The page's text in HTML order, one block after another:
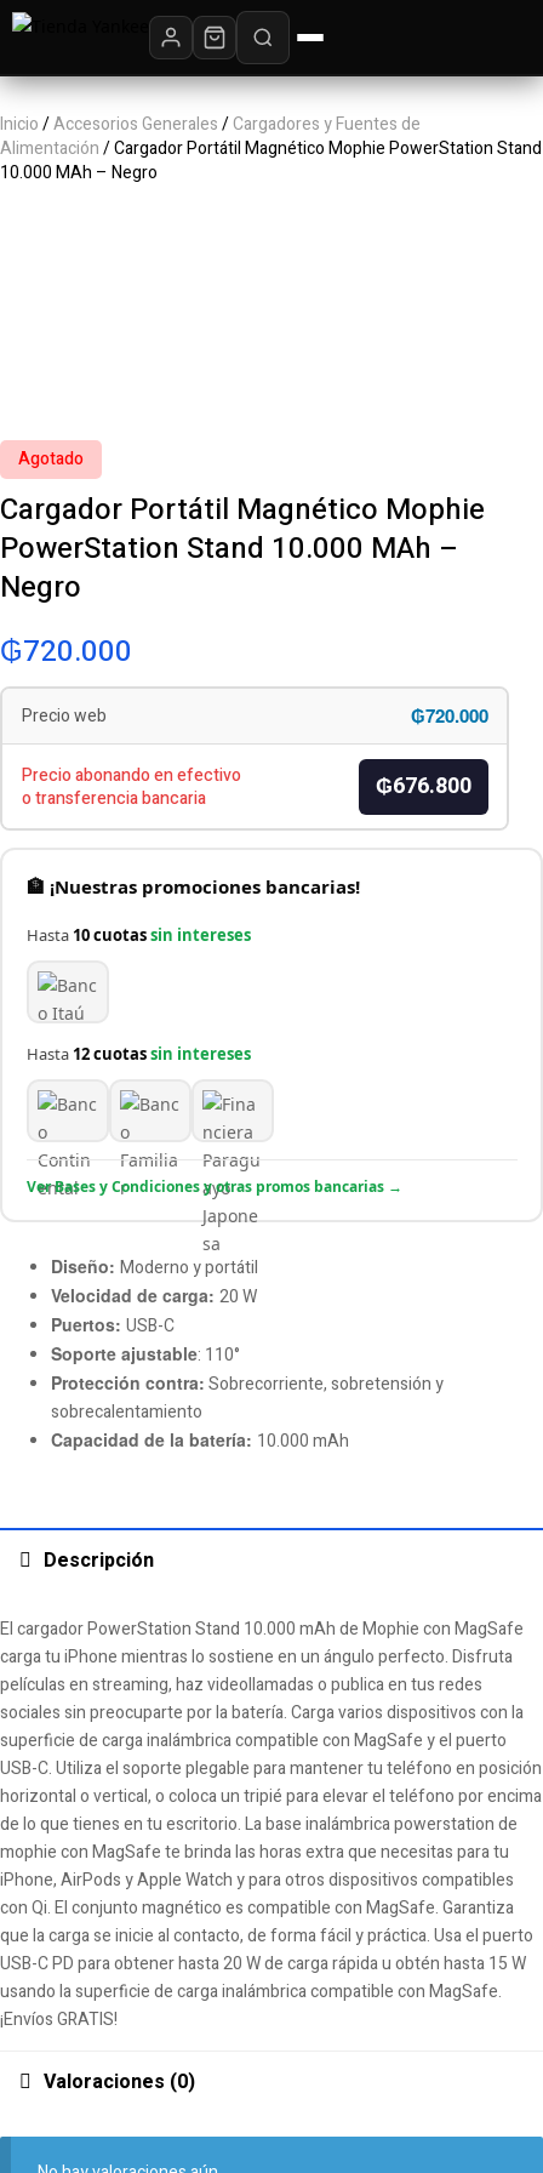
Inicio/Accesorios Generales/Cargadores y Fuentes de
Alimentación/ Cargador Portátil Magnético Mophie PowerStation Stand
10.000 MAh – Negro
Agotado
Cargador Portátil Magnético Mophie
PowerStation Stand 10.000 MAh –
Negro
₲720.000
Precio web ₲720.000
Precio abonando en efectivo
o transferencia bancaria
₲676.800
🏦 ¡Nuestras promociones bancarias!
Hasta 10 cuotassin intereses
Hasta 12 cuotassin intereses
Ver Bases y Condiciones y otras promos bancarias →
Diseño: Moderno y portátil
Velocidad de carga: 20 W
Puertos: USB-C
Soporte ajustable: 110°
Protección contra: Sobrecorriente, sobretensión y
sobrecalentamiento
Capacidad de la batería: 10.000 mAh
Descripción
El cargador PowerStation Stand 10.000 mAh de Mophie con MagSafe
carga tu iPhone mientras lo sostiene en un ángulo perfecto. Disfruta
películas en streaming, haz videollamadas o publica en tus redes
sociales sin preocuparte por la batería. Carga varios dispositivos con la
superficie de carga inalámbrica compatible con MagSafe y el puerto
USB-C. Utiliza el soporte plegable para mantener tu teléfono en posición
horizontal o vertical, o coloca un tripié para elevar el teléfono por encima
de lo que tienes en tu escritorio. La base inalámbrica powerstation de
mophie con MagSafe te brinda las horas extra que necesitas para tu
iPhone, AirPods y Apple Watch y para otros dispositivos compatibles
con Qi. El conjunto magnético es compatible con MagSafe. Garantiza
que la carga se inicie al contacto, de forma fácil y práctica. Usa el puerto
USB-C PD para obtener hasta 20 W de carga rápida u obtén hasta 15 W
usando la superficie de carga inalámbrica compatible con MagSafe.
¡Envíos GRATIS!
Valoraciones (0)